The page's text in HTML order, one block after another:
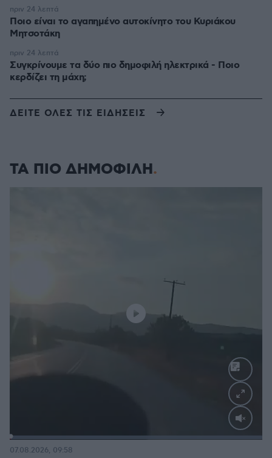
Ποιο είναι το αγαπημένο αυτοκίνητο του Κυριάκου
Μητσοτάκη
πριν 24 λεπτά
Συγκρίνουμε τα δύο πιο δημοφιλή ηλεκτρικά - Ποιο
κερδίζει τη μάχη;
πριν 24 λεπτά
ΔΕΙΤΕ ΟΛΕΣ ΤΙΣ ΕΙΔΗΣΕΙΣ
ΤΑ ΠΙΟ ΔΗΜΟΦΙΛΗ
Loaded:
07.08.2026, 09:58